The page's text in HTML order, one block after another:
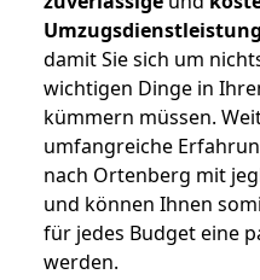
damit Sie sich um
wichtigen Dinge in
kümmern müssen.
umfangreiche
nach Ortenberg mit
und können Ihnen
für jedes Budget eine
werden.